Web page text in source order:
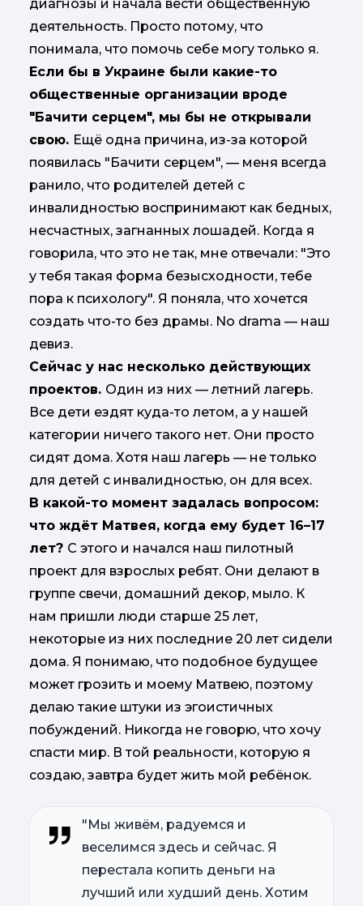
диагнозы и начала вести общественную
деятельность. Просто потому, что
понимала, что помочь себе могу только я.
Если бы в Украине были какие-то
общественные организации вроде
"Бачити серцем", мы бы не открывали
свою. Ещё одна причина, из-за которой
появилась "Бачити серцем", — меня всегда
ранило, что родителей детей с
инвалидностью воспринимают как бедных,
несчастных, загнанных лошадей. Когда я
говорила, что это не так, мне отвечали: "Это
у тебя такая форма безысходности, тебе
пора к психологу". Я поняла, что хочется
создать что-то без драмы. No drama — наш
девиз.
Сейчас у нас несколько действующих
проектов. Один из них — летний лагерь.
Все дети ездят куда-то летом, а у нашей
категории ничего такого нет. Они просто
сидят дома. Хотя наш лагерь — не только
для детей с инвалидностью, он для всех.
В какой-то момент задалась вопросом:
что ждёт Матвея, когда ему будет 16–17
лет? С этого и начался наш пилотный
проект для взрослых ребят. Они делают в
группе свечи, домашний декор, мыло. К
нам пришли люди старше 25 лет,
некоторые из них последние 20 лет сидели
дома. Я понимаю, что подобное будущее
может грозить и моему Матвею, поэтому
делаю такие штуки из эгоистичных
побуждений. Никогда не говорю, что хочу
спасти мир. В той реальности, которую я
создаю, завтра будет жить мой ребёнок.
"Мы живём, радуемся и
веселимся здесь и сейчас. Я
перестала копить деньги на
лучший или худший день. Хотим